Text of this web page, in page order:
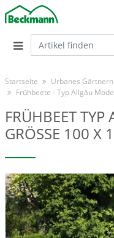
Startseite Urbanes Gärtnern
Frühbeete - Typ Allgäu
FRÜHBEET
GRÖSSE 100 X